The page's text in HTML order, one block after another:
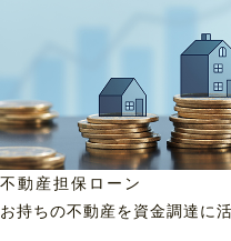
不動産担保ローン
お持ちの不動産を資金調達に